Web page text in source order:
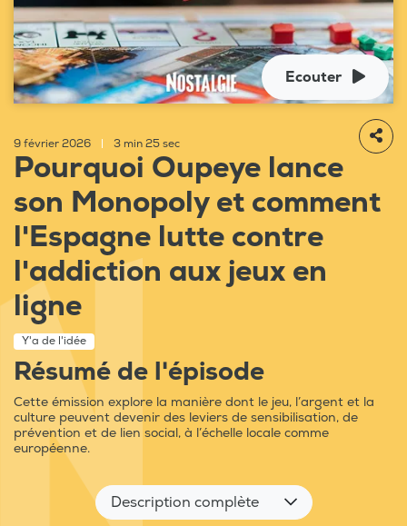
Ecouter
9 février 2026 3 min 25 sec
Pourquoi Oupeye lance
son Monopoly et comment
l'Espagne lutte contre
l'addiction aux jeux en
ligne
Y'a de l'idée
Résumé de l'épisode
Cette émission explore la manière dont le jeu, l’argent et la
culture peuvent devenir des leviers de sensibilisation, de
prévention et de lien social, à l’échelle locale comme
européenne.
Description complète